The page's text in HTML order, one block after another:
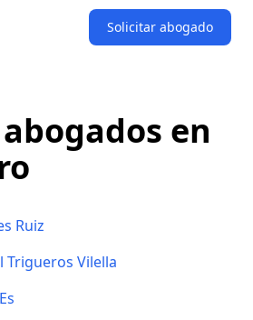
Solicitar abogado
en
Ruiz
Trigueros Vilella